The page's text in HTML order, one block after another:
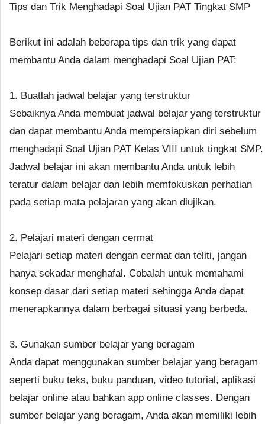
Tips dan Trik Menghadapi Soal Ujian PAT Tingkat SMP
Berikut ini adalah beberapa tips dan trik yang dapat
membantu Anda dalam menghadapi Soal Ujian PAT:
1. Buatlah jadwal belajar yang terstruktur
Sebaiknya Anda membuat jadwal belajar yang terstruktur
dan dapat membantu Anda mempersiapkan diri sebelum
menghadapi Soal Ujian PAT Kelas VIII untuk tingkat SMP.
Jadwal belajar ini akan membantu Anda untuk lebih
teratur dalam belajar dan lebih memfokuskan perhatian
pada setiap mata pelajaran yang akan diujikan.
2. Pelajari materi dengan cermat
Pelajari setiap materi dengan cermat dan teliti, jangan
hanya sekadar menghafal. Cobalah untuk memahami
konsep dasar dari setiap materi sehingga Anda dapat
menerapkannya dalam berbagai situasi yang berbeda.
3. Gunakan sumber belajar yang beragam
Anda dapat menggunakan sumber belajar yang beragam
seperti buku teks, buku panduan, video tutorial, aplikasi
belajar online atau bahkan app online classes. Dengan
sumber belajar yang beragam, Anda akan memiliki lebih